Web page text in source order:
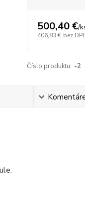
500,40 €/
406,83 € bez
Číslo produktu: -2